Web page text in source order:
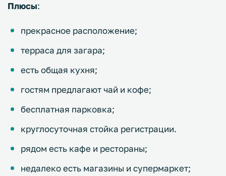
Плюсы:
прекрасное расположение;
терраса для загара;
есть общая кухня;
гостям предлагают чай и кофе;
бесплатная парковка;
круглосуточная стойка регистрации.
рядом есть кафе и рестораны;
недалеко есть магазины и супермаркет;